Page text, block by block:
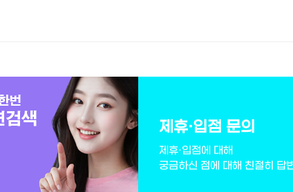
제휴·입점 문의
제휴·입점에 대해
궁금하신 점에 대해 친절히 답